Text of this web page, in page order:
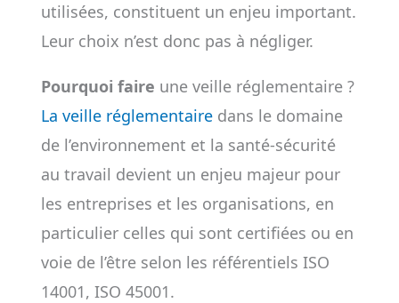
utilisées, constituent un enjeu important.
Leur choix n’est donc pas à négliger.
Pourquoi faire une veille réglementaire ?
La veille réglementairedans le domaine
de l’environnement et la santé-sécurité
au travail devient un enjeu majeur pour
les entreprises et les organisations, en
particulier celles qui sont certifiées ou en
voie de l’être selon les référentiels ISO
14001, ISO 45001.